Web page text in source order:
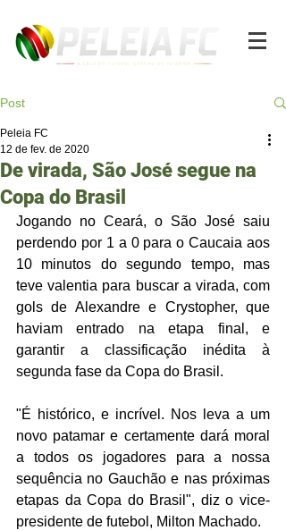
Post
De virada, São José segue na
Copa do Brasil
Peleia FC
12 de fev. de 2020
Jogando no Ceará, o São José saiu
perdendo por 1 a 0 para o Caucaia aos
10 minutos do segundo tempo, mas
teve valentia para buscar a virada, com
gols de Alexandre e Crystopher, que
haviam entrado na etapa final, e
garantir a classificação inédita à
segunda fase da Copa do Brasil.
"É histórico, e incrível. Nos leva a um
novo patamar e certamente dará moral
a todos os jogadores para a nossa
sequência no Gauchão e nas próximas
etapas da Copa do Brasil", diz o vice-
presidente de futebol, Milton Machado.